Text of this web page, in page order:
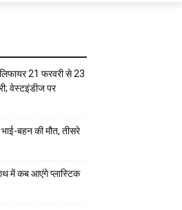
21 फरवरी से 23
वेस्टइंडीज पर
बहन की मौत, तीसरे
में कब आएंगे प्लास्टिक